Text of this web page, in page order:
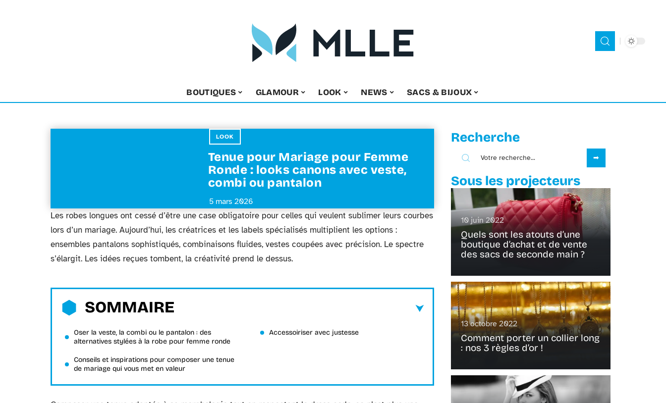
BOUTIQUES GLAMOUR LOOK NEWS SACS & BIJOUX
LOOK
Tenue pour Mariage pour Femme
Ronde : looks canons avec veste,
combi ou pantalon
5 mars 2026
Les robes longues ont cessé d’être une case obligatoire pour celles qui veulent sublimer leurs courbes
lors d’un mariage. Aujourd’hui, les créatrices et les labels spécialisés multiplient les options :
ensembles pantalons sophistiqués, combinaisons fluides, vestes coupées avec précision. Le spectre
s’élargit. Les idées reçues tombent, la créativité prend le dessus.
SOMMAIRE
Oser la veste, la combi ou le pantalon : des
alternatives stylées à la robe pour femme ronde
Conseils et inspirations pour composer une tenue
de mariage qui vous met en valeur
Accessoiriser avec justesse
Recherche
Sous les projecteurs
10 juin 2022
Quels sont les atouts d’une
boutique d’achat et de vente
des sacs de seconde main ?
13 octobre 2022
Comment porter un collier long
: nos 3 règles d’or !